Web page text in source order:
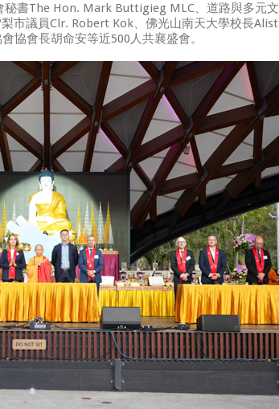
書The Hon. Mark Buttigieg MLC、道路與多元
市議員Clr. Robert Kok、佛光山南天大學校長
協會長胡命安等近500人共襄盛會。